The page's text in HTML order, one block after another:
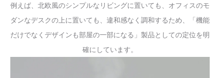
例えば、北欧風のシンプルなリビングに置いても、オフィスのモ
ダンなデスクの上に置いても、違和感なく調和するため、「機能
だけでなくデザインも部屋の一部になる」製品としての定位を明
確にしています。